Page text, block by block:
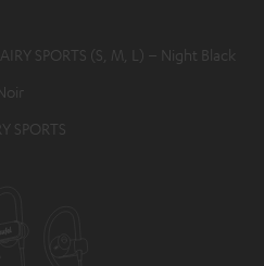
SPORTS (S, M, L) – Night Black
SPORTS